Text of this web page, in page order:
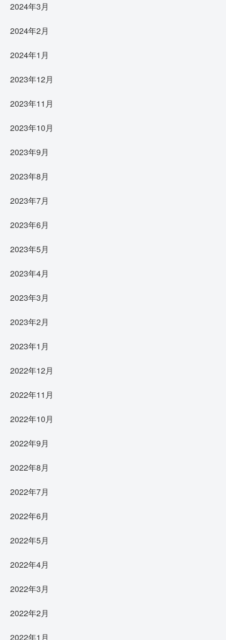
2024年3月
2024年2月
2024年1月
2023年12月
2023年11月
2023年10月
2023年9月
2023年8月
2023年7月
2023年6月
2023年5月
2023年4月
2023年3月
2023年2月
2023年1月
2022年12月
2022年11月
2022年10月
2022年9月
2022年8月
2022年7月
2022年6月
2022年5月
2022年4月
2022年3月
2022年2月
2022年1月